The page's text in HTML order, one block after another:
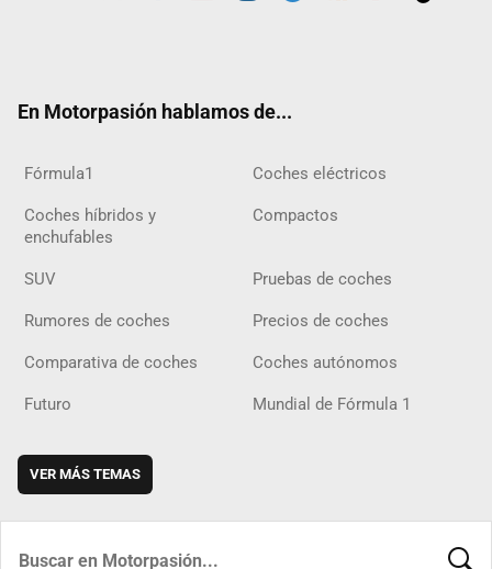
En Motorpasión hablamos de...
Fórmula1 Coches eléctricos
Coches híbridos y
enchufables
Compactos
SUV Pruebas de coches
Rumores de coches Precios de coches
Comparativa de coches Coches autónomos
Futuro Mundial de Fórmula 1
VER MÁS TEMAS